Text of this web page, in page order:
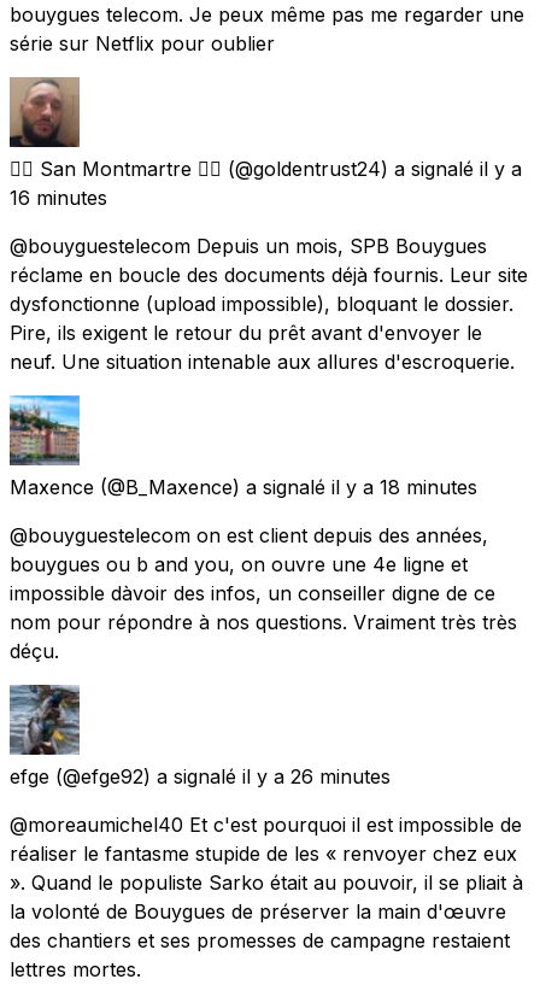
bouygues telecom. Je peux même pas me regarder une
série sur Netflix pour oublier
🏳️‍🌈 San Montmartre 🏳️‍🌈 (@goldentrust24) a signalé il y a
16 minutes
@bouyguestelecom Depuis un mois, SPB Bouygues
réclame en boucle des documents déjà fournis. Leur site
dysfonctionne (upload impossible), bloquant le dossier.
Pire, ils exigent le retour du prêt avant d'envoyer le
neuf. Une situation intenable aux allures d'escroquerie.
Maxence (@B_Maxence) a signalé il y a 18 minutes
@bouyguestelecom on est client depuis des années,
bouygues ou b and you, on ouvre une 4e ligne et
impossible dàvoir des infos, un conseiller digne de ce
nom pour répondre à nos questions. Vraiment très très
déçu.
efge (@efge92) a signalé il y a 26 minutes
@moreaumichel40 Et c'est pourquoi il est impossible de
réaliser le fantasme stupide de les « renvoyer chez eux
». Quand le populiste Sarko était au pouvoir, il se pliait à
la volonté de Bouygues de préserver la main d'œuvre
des chantiers et ses promesses de campagne restaient
lettres mortes.